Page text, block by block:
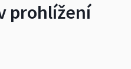
prohlížení